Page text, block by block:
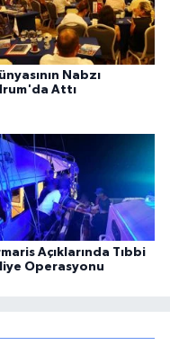
Nabzı
Attı
Açıklarında Tıbbi
Operasyonu